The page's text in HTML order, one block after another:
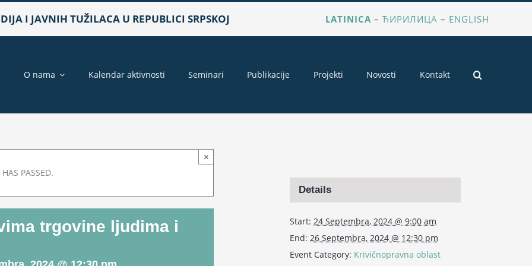
I JAVNIH TUŽILACA U REPUBLICI SRPSKOJ LATINICA –ЋИРИЛИЦА – ENGLISH
O nama Kalendar aktivnosti Seminari Publikacije Projekti Novosti Kontakt
PASSED.
×
trgovine ljudima i
Details
Start: 24 Septembra, 2024 @ 9:00 am
End: 26 Septembra, 2024 @ 12:30 pm
Event Category: Krivičnopravna oblast